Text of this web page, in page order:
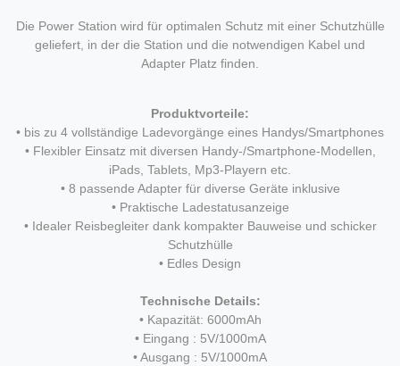
Die Power Station wird für optimalen Schutz mit einer Schutzhülle
geliefert, in der die Station und die notwendigen Kabel und
Adapter Platz finden.
Produktvorteile:
• bis zu 4 vollständige Ladevorgänge eines Handys/Smartphones
• Flexibler Einsatz mit diversen Handy-/Smartphone-Modellen,
iPads, Tablets, Mp3-Playern etc.
• 8 passende Adapter für diverse Geräte inklusive
• Praktische Ladestatusanzeige
• Idealer Reisbegleiter dank kompakter Bauweise und schicker
Schutzhülle
• Edles Design
Technische Details:
• Kapazität: 6000mAh
• Eingang : 5V/1000mA
• Ausgang : 5V/1000mA